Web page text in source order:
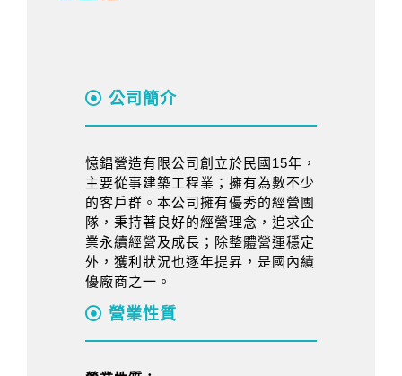
公司簡介
憶錩營造有限公司創立於民國15年，
主要從事建築工程業；擁有為數不少
的客戶群。本公司擁有優秀的經營團
隊，秉持著良好的經營理念，追求企
業永續經營及成長；除整體營運穩定
外，獲利狀況也逐年提昇，是國內績
優廠商之一。
營業性質